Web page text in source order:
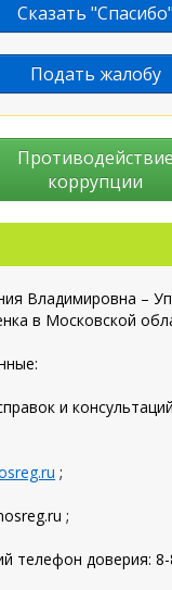
Сказать "Спасибо"
Подать жалобу
Противодействие
коррупции
Владимировна –
в Московской
и
;
;
телефон доверия: